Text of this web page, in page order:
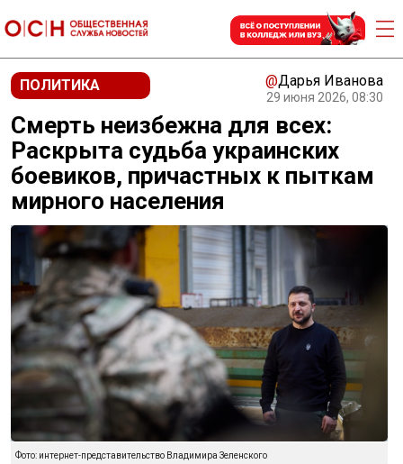
ПОЛИТИКА @Дарья Иванова
29 июня 2026, 08:30
Смерть неизбежна для всех:
Раскрыта судьба украинских
боевиков, причастных к пыткам
мирного населения
Фото: интернет-представительство Владимира Зеленского